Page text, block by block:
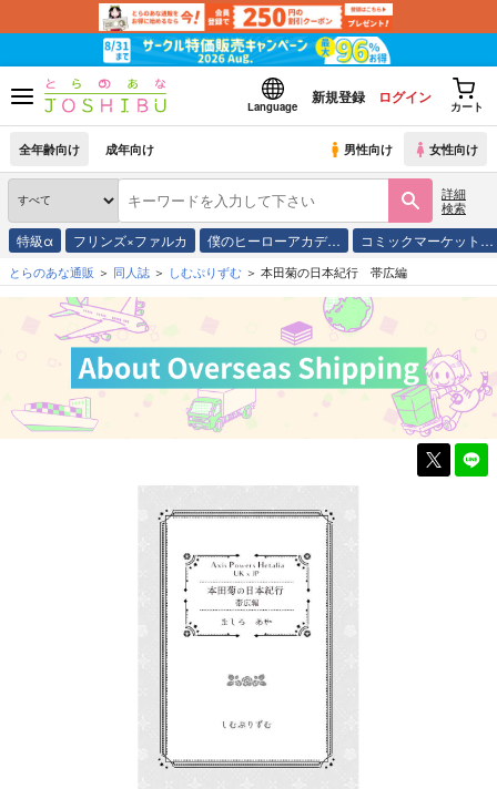
Language
新規登録 ログイン
カート
全年齢向け 成年向け 男性向け 女性向け
詳細
検索
特級α フリンズ×ファルカ 僕のヒーローアカデ… コミックマーケット…
とらのあな通販 同人誌 しむぷりずむ 本田菊の日本紀行 帯広編